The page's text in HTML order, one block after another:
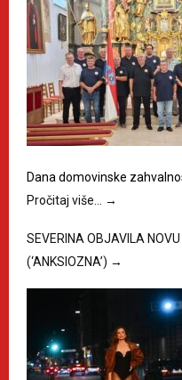
Dana domovinske
Pročitaj više…
→
SEVERINA OBJAVILA NOVU
(‘ANKSIOZNA’) →